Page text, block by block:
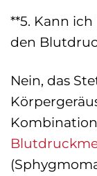
**5. Kann
den
Nein, das